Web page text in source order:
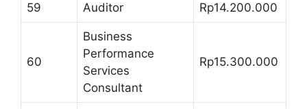
59 Auditor Rp14.200.000
60
Business
Performance
Services
Consultant
Rp15.300.000